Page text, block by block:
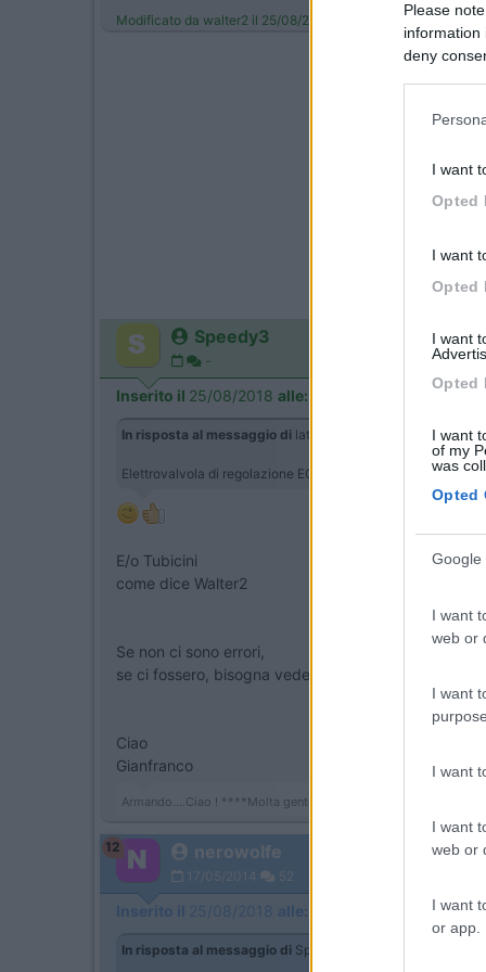
Please
information
deny
I want
Opted
I want
Opted
I want
Opted
I want
of my
was
Opted
Google
I want
web or
I want
I want
I want
web or
I want
or app.
Modificato da walter2 il 25/08/2018 alle 19:10:39
Speedy3
-
Inserito il 25/08/2018 alle:
In risposta al messaggio di latrofa124 24/08/2018alle
Elettrovalvola di regolazione EGR. Roberto
E/o Tubicini
come dice Walter2
Se non ci sono errori,
se ci fossero, bisogna vedere cosa, allora si
Ciao
Gianfranco
Armando....Ciao ! ****Molta gente si monta la testa....ma se la
12 nerowolfe
17/05/2014 52
Inserito il 25/08/2018 alle:
In risposta al messaggio di Speedy3